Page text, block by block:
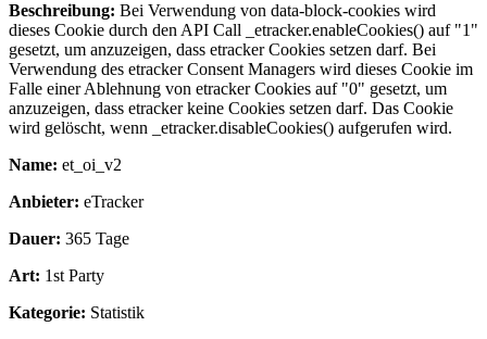
Beschreibung: Bei Verwendung von data-block-cookies wird
dieses Cookie durch den API Call _etracker.enableCookies() auf "1"
gesetzt, um anzuzeigen, dass etracker Cookies setzen darf. Bei
Verwendung des etracker Consent Managers wird dieses Cookie im
Falle einer Ablehnung von etracker Cookies auf "0" gesetzt, um
anzuzeigen, dass etracker keine Cookies setzen darf. Das Cookie
wird gelöscht, wenn _etracker.disableCookies() aufgerufen wird.
Name: et_oi_v2
Anbieter: eTracker
Dauer: 365 Tage
Art: 1st Party
Kategorie: Statistik